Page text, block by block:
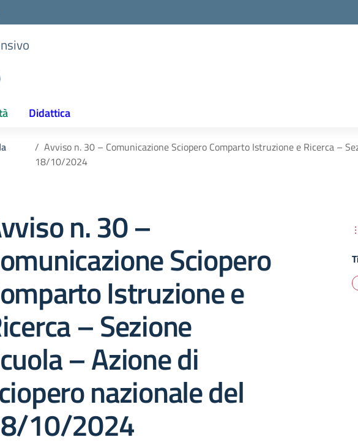
Didattica
Avviso n. 30 – Comunicazione Sciopero Comparto Istruzione e Ricerca –
18/10/2024
n. 30 –
Sciopero
Istruzione e
– Sezione
– Azione di
nazionale del
10/2024